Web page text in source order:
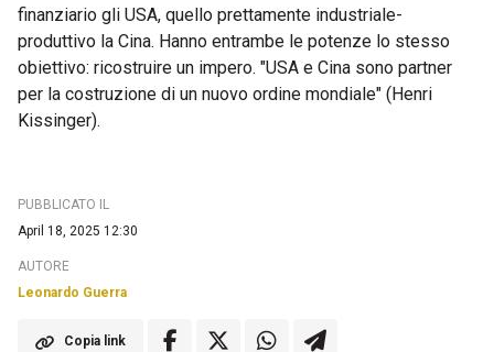
finanziario gli USA, quello prettamente industriale-
produttivo la Cina. Hanno entrambe le potenze lo stesso
obiettivo: ricostruire un impero. "USA e Cina sono partner
per la costruzione di un nuovo ordine mondiale" (Henri
Kissinger).
PUBBLICATO IL
April 18, 2025 12:30
AUTORE
Leonardo Guerra
Copia link